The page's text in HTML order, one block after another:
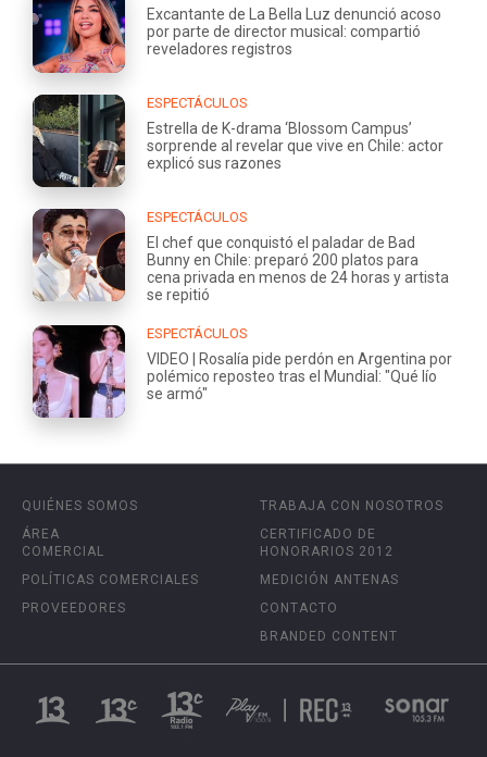
Excantante de La Bella Luz denunció acoso
por parte de director musical: compartió
reveladores registros
ESPECTÁCULOS
Estrella de K-drama ‘Blossom Campus’
sorprende al revelar que vive en Chile: actor
explicó sus razones
ESPECTÁCULOS
El chef que conquistó el paladar de Bad
Bunny en Chile: preparó 200 platos para
cena privada en menos de 24 horas y artista
se repitió
ESPECTÁCULOS
VIDEO | Rosalía pide perdón en Argentina por
polémico reposteo tras el Mundial: "Qué lío
se armó"
QUIÉNES SOMOS
ÁREA
COMERCIAL
POLÍTICAS COMERCIALES
PROVEEDORES
TRABAJA CON NOSOTROS
CERTIFICADO DE
HONORARIOS 2012
MEDICIÓN ANTENAS
CONTACTO
BRANDED CONTENT